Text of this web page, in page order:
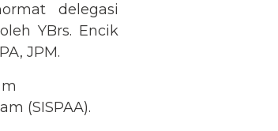
delegasi
YBrs. Encik
JPM.
(SISPAA).